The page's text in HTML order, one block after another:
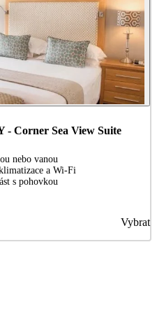
Corner Sea View Suite
nebo vanou
a Wi-Fi
s pohovkou
Vybrat